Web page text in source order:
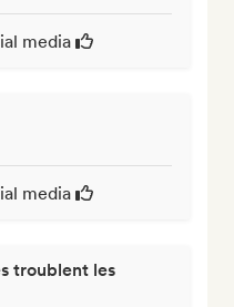
media
media
troublent les